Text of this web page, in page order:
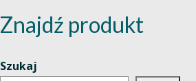
Znajdź produkt
Szukaj